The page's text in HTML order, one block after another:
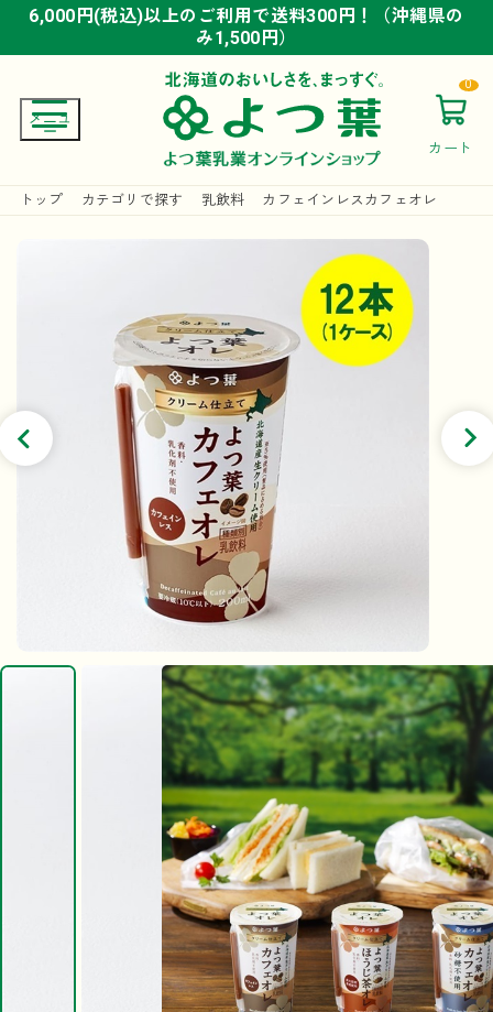
6,000円(税込)以上のご利用で送料300円！（沖縄県の
み1,500円）
6,000円(税込)以上のご利用で送料300円！（沖縄県の
み1,500円）
6,000円(税込)以上のご利用で送料300円！（沖縄県の
み1,500円）
カート
0
トップ カテゴリで探す 乳飲料 カフェインレスカフェオレ